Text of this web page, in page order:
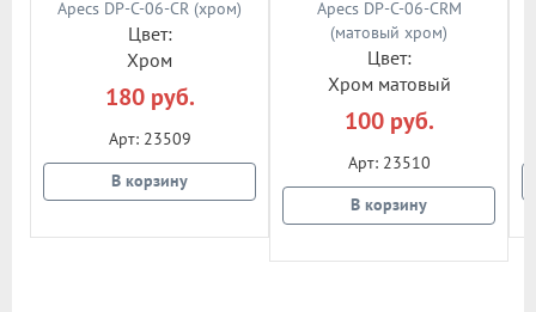
Цвет:
Хром
180 руб.
Арт: 23509
В корзину
Цвет:
Хром матовый
100 руб.
Арт: 23510
В корзину